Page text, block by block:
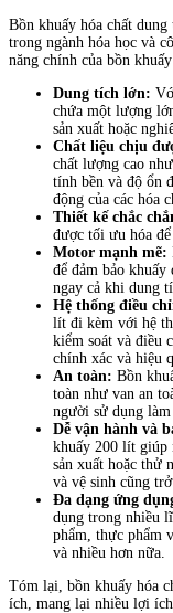
Bồn khuấy hóa chất
trong ngành hóa học và
năng chính của bồn
Dung tích lớn:
chứa một lượng
sản xuất hoặc
Chất liệu chịu
chất lượng cao
tính bền và độ ổn
động của các hóa
Thiết kế chắc
được tối ưu hóa
Motor mạnh mẽ:
để đảm bảo khuấy
ngay cả khi dung
Hệ thống điều
lít đi kèm với hệ
kiểm soát và điều
chính xác và hiệu
An toàn: Bồn
toàn như van an
người sử dụng làm
Dễ vận hành và
khuấy 200 lít giúp
sản xuất hoặc thử
và vệ sinh cũng
Đa dạng ứng
dụng trong nhiều
phẩm, thực phẩm
và nhiều hơn nữa.
Tóm lại, bồn khuấy hóa
ích, mang lại nhiều lợi